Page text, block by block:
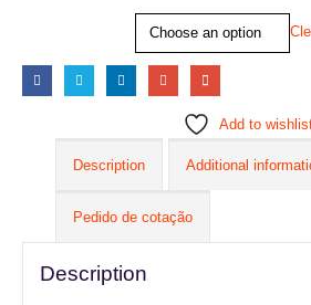
Add to
Description Additional
Pedido de cotação
Description